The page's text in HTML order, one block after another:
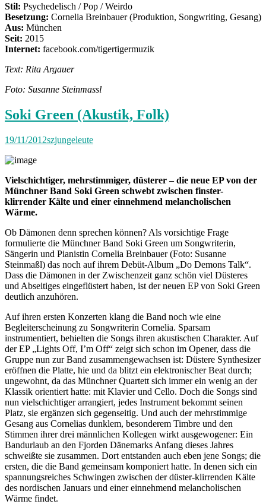
Stil: Psychedelisch / Pop / Weirdo
Besetzung: Cornelia Breinbauer (Produktion, Songwriting, Gesang)
Aus: München
Seit: 2015
Internet: facebook.com/tigertigermuzik
Text: Rita Argauer
Foto: Susanne Steinmassl
Soki Green (Akustik, Folk)
19/11/2012szjungeleute
Vielschichtiger, mehrstimmiger, düsterer – die neue EP von der
Münchner Band Soki Green schwebt zwischen finster-
klirrender Kälte und einer einnehmend melancholischen
Wärme.
Ob Dämonen denn sprechen können? Als vorsichtige Frage
formulierte die Münchner Band Soki Green um Songwriterin,
Sängerin und Pianistin Cornelia Breinbauer (Foto: Susanne
Steinmaßl) das noch auf ihrem Debüt-Album „Do Demons Talk“.
Dass die Dämonen in der Zwischenzeit ganz schön viel Düsteres
und Abseitiges eingeflüstert haben, ist der neuen EP von Soki Green
deutlich anzuhören.
Auf ihren ersten Konzerten klang die Band noch wie eine
Begleiterscheinung zu Songwriterin Cornelia. Sparsam
instrumentiert, behielten die Songs ihren akustischen Charakter. Auf
der EP „Lights Off, I’m Off“ zeigt sich schon im Opener, dass die
Gruppe nun zur Band zusammengewachsen ist: Düstere Synthesizer
eröffnen die Platte, hie und da blitzt ein elektronischer Beat durch;
ungewohnt, da das Münchner Quartett sich immer ein wenig an der
Klassik orientiert hatte: mit Klavier und Cello. Doch die Songs sind
nun vielschichtiger arrangiert, jedes Instrument bekommt seinen
Platz, sie ergänzen sich gegenseitig. Und auch der mehrstimmige
Gesang aus Cornelias dunklem, besonderem Timbre und den
Stimmen ihrer drei männlichen Kollegen wirkt ausgewogener: Ein
Bandurlaub an den Fjorden Dänemarks Anfang dieses Jahres
schweißte sie zusammen. Dort entstanden auch eben jene Songs; die
ersten, die die Band gemeinsam komponiert hatte. In denen sich ein
spannungsreiches Schwingen zwischen der düster-klirrenden Kälte
des nordischen Januars und einer einnehmend melancholischen
Wärme findet.